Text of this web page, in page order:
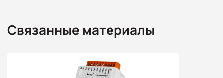
Связанные материалы